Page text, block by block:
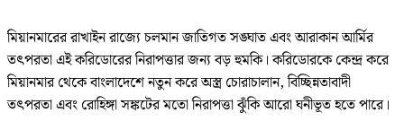
মিয়ানমারের রাখাইন রাজ্যে চলমান জাতিগত সঙ্ঘাত এবং আরাকান আর্মির
তৎপরতা এই করিডোরের নিরাপত্তার জন্য বড় হুমকি। করিডোরকে কেন্দ্র করে
মিয়ানমার থেকে বাংলাদেশে নতুন করে অস্ত্র চোরাচালান, বিচ্ছিন্নতাবাদী
তৎপরতা এবং রোহিঙ্গা সঙ্কটের মতো নিরাপত্তা ঝুঁকি আরো ঘনীভূত হতে পারে।